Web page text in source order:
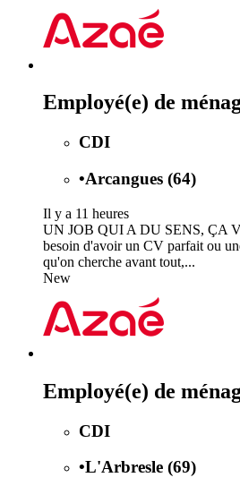
Employé(e) de
CDI
•Arcangues (64)
Il y a 11 heures
UN JOB QUI A DU SENS, ÇA
besoin d'avoir un CV parfait ou
qu'on cherche avant tout,...
New
Employé(e) de
CDI
•L'Arbresle (69)